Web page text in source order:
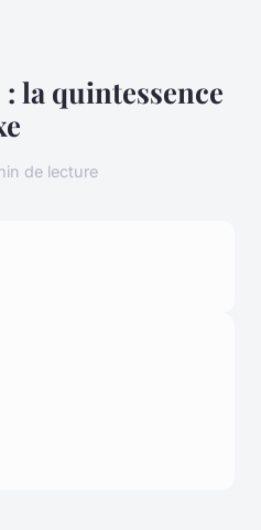
la quintessence
de lecture